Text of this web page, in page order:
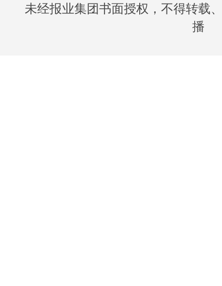
未经报业集团书面授权，不得转载
播